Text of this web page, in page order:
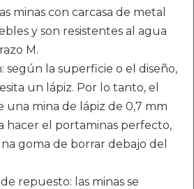
minas con carcasa de metal
y son resistentes al agua
M.
según la superficie o el diseño,
un lápiz. Por lo tanto, el
mina de lápiz de 0,7 mm
hacer el portaminas perfecto,
goma de borrar debajo del
repuesto: las minas se